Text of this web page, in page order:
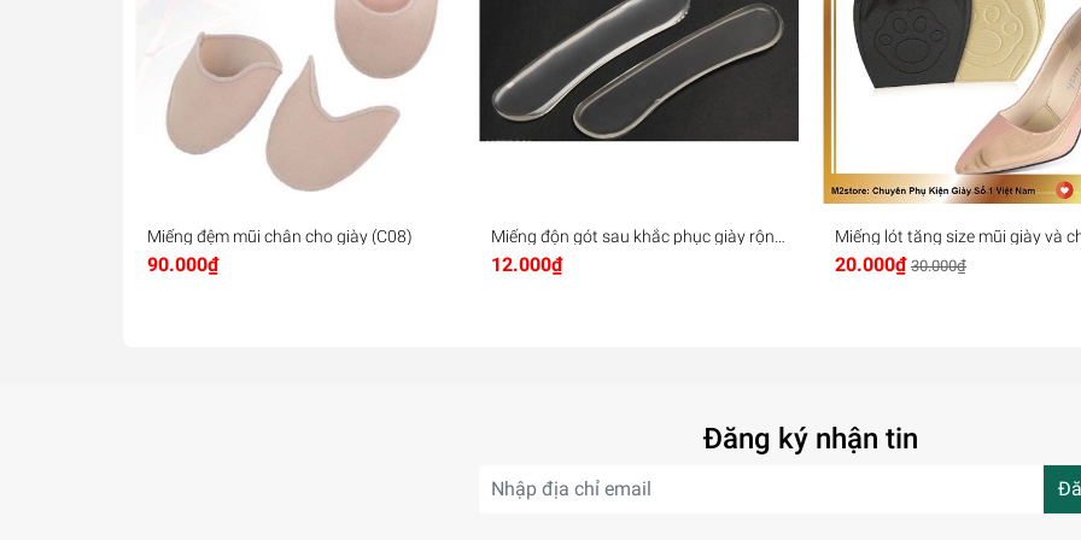
Miếng đệm mũi chân cho giày (C08)
90.000₫
Miếng độn gót sau khắc phục giày rộng
size & đau gót (C01)
12.000₫
Miếng lót tăng size mũi giày và
trượt, êm chân và thoáng khí
20.000₫ 30.000₫
Đăng ký nhận tin